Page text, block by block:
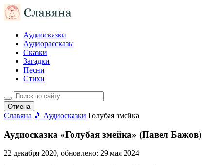
Аудиосказки
Аудиорассказы
Сказки
Загадки
Песни
Стихи
Отмена
Славяна 🎵 Аудиосказки Голубая змейка
Аудиосказка «Голубая змейка» (Павел Бажов)
22 декабря 2020, обновлено: 29 мая 2024